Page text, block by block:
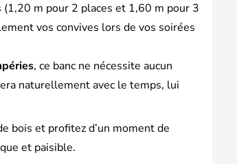
m pour 2 places et 1,60 m pour 3
vos convives lors de vos soirées
, ce banc ne nécessite aucun
naturellement avec le temps, lui
bois et profitez d’un moment de
et paisible.